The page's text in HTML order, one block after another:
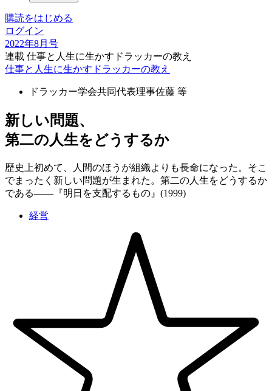
購読をはじめる
ログイン
2022年8月号
連載 仕事と人生に生かすドラッカーの教え
仕事と人生に生かすドラッカーの教え
ドラッカー学会共同代表理事佐藤 等
新しい問題、
第二の人生をどうするか
歴史上初めて、人間のほうが組織よりも長命になった。そこ
でまったく新しい問題が生まれた。第二の人生をどうするか
である——『明日を支配するもの』(1999)
経営